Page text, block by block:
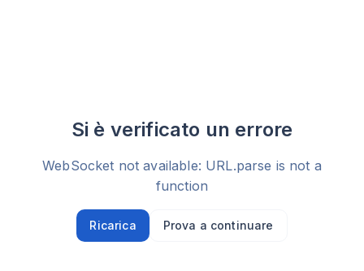
Si è verificato un errore
WebSocket not available: URL.parse is not a
function
Ricarica Prova a continuare